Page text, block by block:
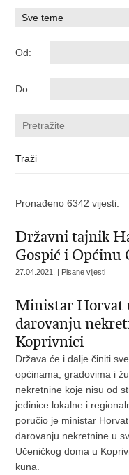
Od:
Do:
Pronađeno 6342 vijesti.
Državni tajnik
Gospić i Općinu
27.04.2021. | Pisane vijesti
Ministar Horvat
darovanju
Koprivnici
Država će i dalje činiti
općinama, gradovima i
nekretnine koje nisu od
jedinice lokalne i
poručio je ministar
darovanju nekretnine u
Učeničkog doma u
kuna.